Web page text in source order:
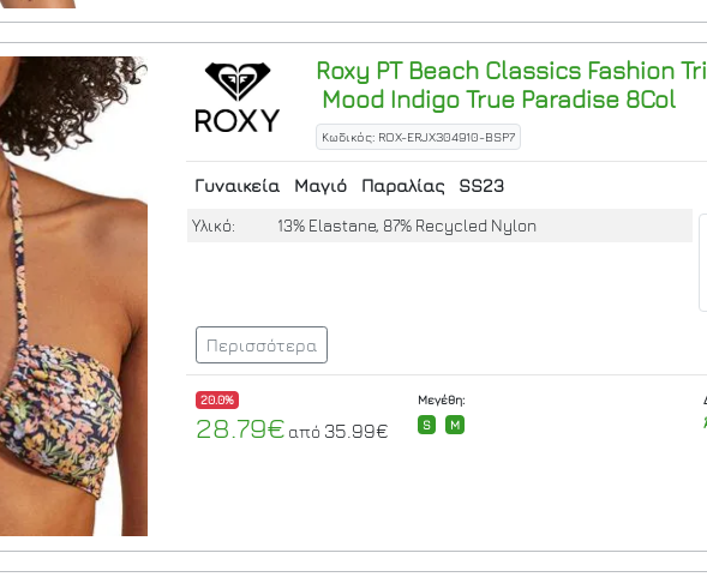
Roxy PT Beach Classics Fashion Tri
Mood Indigo True Paradise 8Col
Κωδικός: ROX-ERJX304910-BSP7
Γυναικεία Μαγιό Παραλίας SS23
Υλικό: 13% Elastane, 87% Recycled Nylon
Περισσότερα
20.0%
28.79€ από 35.99€
Μεγέθη:
S
M